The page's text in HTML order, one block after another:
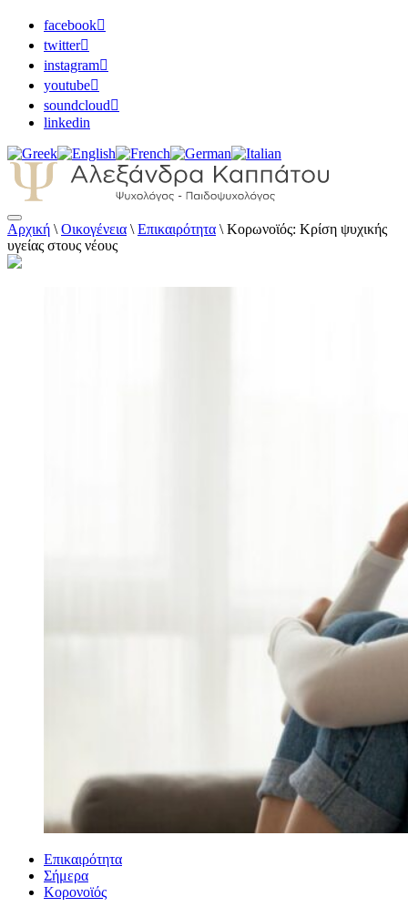
facebook
twitter
instagram
youtube
soundcloud
linkedin
Αλεξάνδρα Καππάτου Ψυχολόγος –
Παιδοψυχολόγος
Αρχική \ Οικογένεια \ Επικαιρότητα \ Κορωνοϊός: Κρίση ψυχικής
υγείας στους νέους
Επικαιρότητα
Σήμερα
Κορονοϊός